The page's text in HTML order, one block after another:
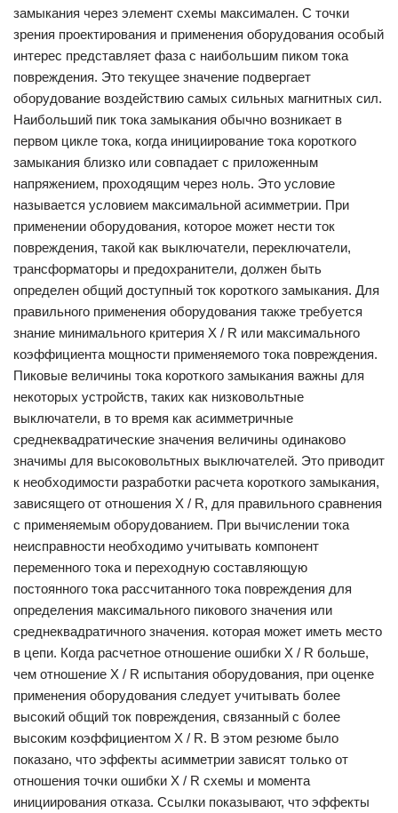
замыкания через элемент схемы максимален. С точки
зрения проектирования и применения оборудования особый
интерес представляет фаза с наибольшим пиком тока
повреждения. Это текущее значение подвергает
оборудование воздействию самых сильных магнитных сил.
Наибольший пик тока замыкания обычно возникает в
первом цикле тока, когда инициирование тока короткого
замыкания близко или совпадает с приложенным
напряжением, проходящим через ноль. Это условие
называется условием максимальной асимметрии. При
применении оборудования, которое может нести ток
повреждения, такой как выключатели, переключатели,
трансформаторы и предохранители, должен быть
определен общий доступный ток короткого замыкания. Для
правильного применения оборудования также требуется
знание минимального критерия X / R или максимального
коэффициента мощности применяемого тока повреждения.
Пиковые величины тока короткого замыкания важны для
некоторых устройств, таких как низковольтные
выключатели, в то время как асимметричные
среднеквадратические значения величины одинаково
значимы для высоковольтных выключателей. Это приводит
к необходимости разработки расчета короткого замыкания,
зависящего от отношения X / R, для правильного сравнения
с применяемым оборудованием. При вычислении тока
неисправности необходимо учитывать компонент
переменного тока и переходную составляющую
постоянного тока рассчитанного тока повреждения для
определения максимального пикового значения или
среднеквадратичного значения. которая может иметь место
в цепи. Когда расчетное отношение ошибки X / R больше,
чем отношение X / R испытания оборудования, при оценке
применения оборудования следует учитывать более
высокий общий ток повреждения, связанный с более
высоким коэффициентом X / R. В этом резюме было
показано, что эффекты асимметрии зависят только от
отношения точки ошибки X / R схемы и момента
инициирования отказа. Ссылки показывают, что эффекты